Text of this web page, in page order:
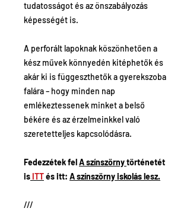
tudatosságot és az önszabályozás
képességét is.
A perforált lapoknak köszönhetően a
kész művek könnyedén kitéphetők és
akár ki is függeszthetők a gyerekszoba
falára – hogy minden nap
emlékeztessenek minket a belső
békére és az érzelmeinkkel való
szeretetteljes kapcsolódásra.
Fedezzétek fel A színszörnytörténetét
is ITTés itt: A színszörny iskolás lesz.
///